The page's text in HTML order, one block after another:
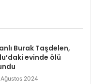
Burak Taşdelen,
evinde ölü
2024